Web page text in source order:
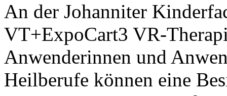
An der Johanniter
VT+ExpoCart3 VR-
Anwenderinnen und
Heilberufe können eine